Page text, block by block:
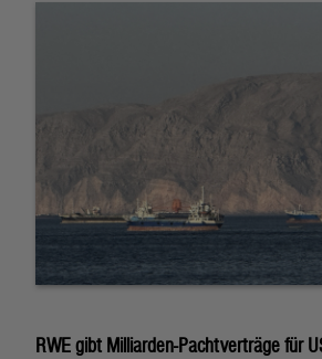
RWE gibt Milliarden-Pachtverträge für